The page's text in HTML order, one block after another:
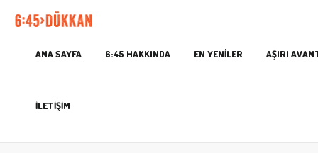
ANA SAYFA 6:45 HAKKINDA EN YENİLER AŞIRI
İLETİŞİM